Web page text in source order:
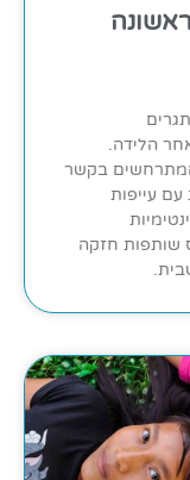
הלידה.
המתרחשים בקשר
עם עייפות
שותפות חזקה